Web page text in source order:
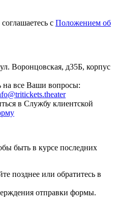
с Положением об
Воронцовская, д35Б, корпус
на все Ваши вопросы:
в Службу клиентской
быть в курсе последних
позднее или обратитесь в
отправки формы.